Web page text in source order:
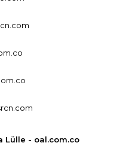
Lülle - oal.com.co